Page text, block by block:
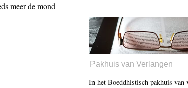
meer de mond
Pakhuis van Verlangen
In het Boeddhistisch pakhuis van